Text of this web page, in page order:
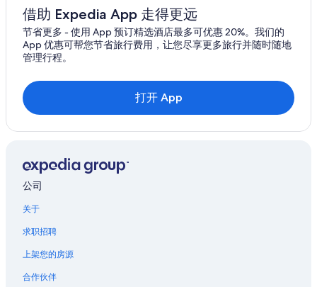
仁川国际机场站附近的酒店
西区的酒店
云西站附近的酒店
借助 Expedia App 走得更远
节省更多 - 使用 App 预订精选酒店最多可优惠 20%。我们的
App 优惠可帮您节省旅行费用，让您尽享更多旅行并随时随地
管理行程。
打开 App
公司
关于
求职招聘
上架您的房源
合作伙伴